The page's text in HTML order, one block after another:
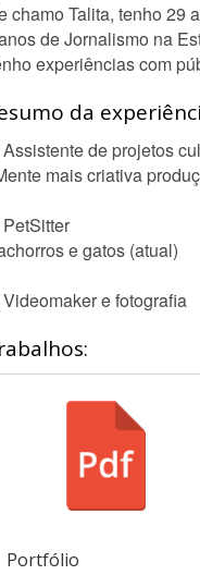
chamo Talita, tenho 29
de Jornalismo na
experiências com
da
Assistente de projetos
mais criativa
e gatos (atual)
e fotografia
Portfólio